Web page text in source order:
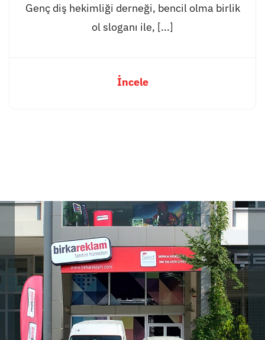
Genç diş hekimliği derneği, bencil olma birlik
ol sloganı ile, [...]
İncele